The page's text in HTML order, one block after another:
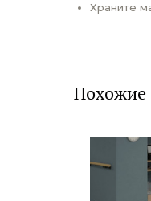
Храните
Похожие